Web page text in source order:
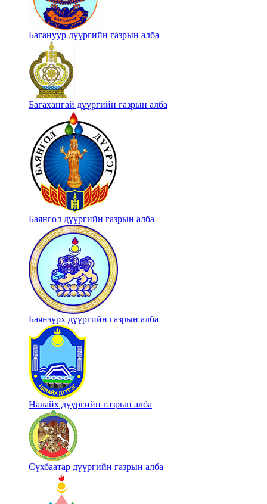
Багануур дүүргийн газрын алба
Багахангай дүүргийн газрын алба
Баянгол дүүргийн газрын алба
Баянзүрх дүүргийн газрын алба
Налайх дүүргийн газрын алба
Сүхбаатар дүүргийн газрын алба